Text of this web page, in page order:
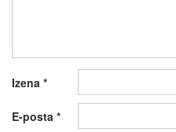
Izena *
E-posta *